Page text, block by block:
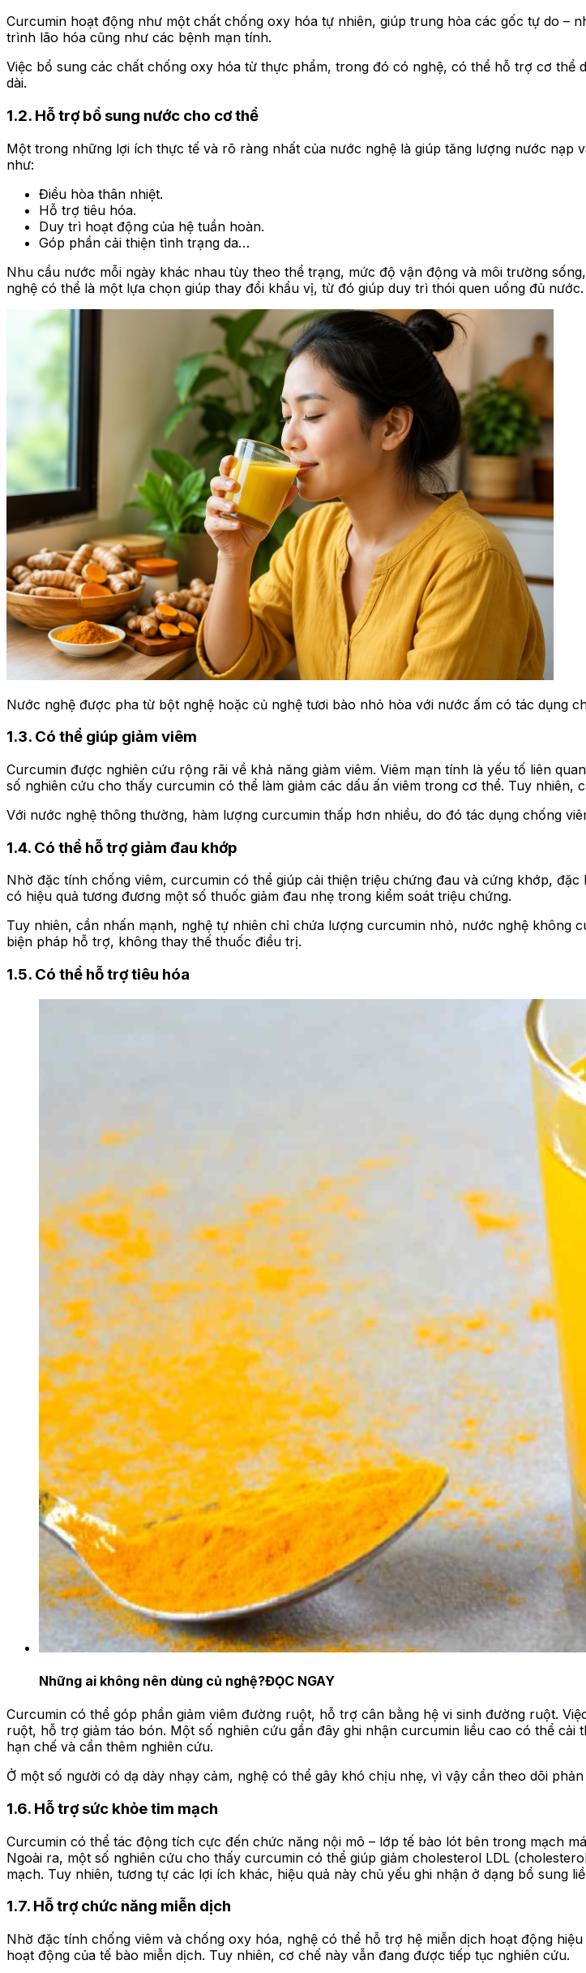
Curcumin hoạt động như một chất chống oxy hóa tự nhiên, giúp trung hòa các gốc tự do –
trình lão hóa cũng như các bệnh mạn tính.
Việc bổ sung các chất chống oxy hóa từ thực phẩm, trong đó có nghệ, có thể hỗ trợ cơ thể
dài.
1.2. Hỗ trợ bổ sung nước cho cơ thể
Một trong những lợi ích thực tế và rõ ràng nhất của nước nghệ là giúp tăng lượng nước nạp
như:
Điều hòa thân nhiệt.
Hỗ trợ tiêu hóa.
Duy trì hoạt động của hệ tuần hoàn.
Góp phần cải thiện tình trạng da…
Nhu cầu nước mỗi ngày khác nhau tùy theo thể trạng, mức độ vận động và môi trường
nghệ có thể là một lựa chọn giúp thay đổi khẩu vị, từ đó giúp duy trì thói quen uống đủ nước.
Nước nghệ được pha từ bột nghệ hoặc củ nghệ tươi bào nhỏ hòa với nước ấm có tác dụng
1.3. Có thể giúp giảm viêm
Curcumin được nghiên cứu rộng rãi về khả năng giảm viêm. Viêm mạn tính là yếu tố liên
số nghiên cứu cho thấy curcumin có thể làm giảm các dấu ấn viêm trong cơ thể. Tuy nhiên,
Với nước nghệ thông thường, hàm lượng curcumin thấp hơn nhiều, do đó tác dụng chống
1.4. Có thể hỗ trợ giảm đau khớp
Nhờ đặc tính chống viêm, curcumin có thể giúp cải thiện triệu chứng đau và cứng khớp,
có hiệu quả tương đương một số thuốc giảm đau nhẹ trong kiểm soát triệu chứng.
Tuy nhiên, cần nhấn mạnh, nghệ tự nhiên chỉ chứa lượng curcumin nhỏ, nước nghệ không
biện pháp hỗ trợ, không thay thế thuốc điều trị.
1.5. Có thể hỗ trợ tiêu hóa
Những ai không nên dùng củ nghệ?ĐỌC NGAY
Curcumin có thể góp phần giảm viêm đường ruột, hỗ trợ cân bằng hệ vi sinh đường ruột.
ruột, hỗ trợ giảm táo bón. Một số nghiên cứu gần đây ghi nhận curcumin liều cao có thể
hạn chế và cần thêm nghiên cứu.
Ở một số người có dạ dày nhạy cảm, nghệ có thể gây khó chịu nhẹ, vì vậy cần theo dõi
1.6. Hỗ trợ sức khỏe tim mạch
Curcumin có thể tác động tích cực đến chức năng nội mô – lớp tế bào lót bên trong mạch
Ngoài ra, một số nghiên cứu cho thấy curcumin có thể giúp giảm cholesterol LDL
mạch. Tuy nhiên, tương tự các lợi ích khác, hiệu quả này chủ yếu ghi nhận ở dạng bổ sung
1.7. Hỗ trợ chức năng miễn dịch
Nhờ đặc tính chống viêm và chống oxy hóa, nghệ có thể hỗ trợ hệ miễn dịch hoạt động
hoạt động của tế bào miễn dịch. Tuy nhiên, cơ chế này vẫn đang được tiếp tục nghiên cứu.